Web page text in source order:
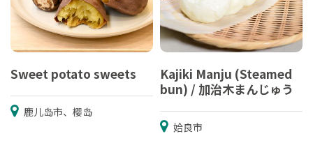
Sweet potato sweets
鹿儿岛市、樱岛
Kajiki Manju (Steamed
bun) / 加治木まんじゅう
姶良市